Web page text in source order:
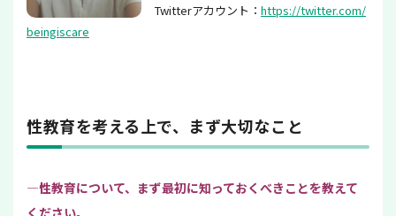
Twitterアカウント： https://twitter.com/
beingiscare
性教育を考える上で、まず大切なこと
—性教育について、まず最初に知っておくべきことを教えて
ください。